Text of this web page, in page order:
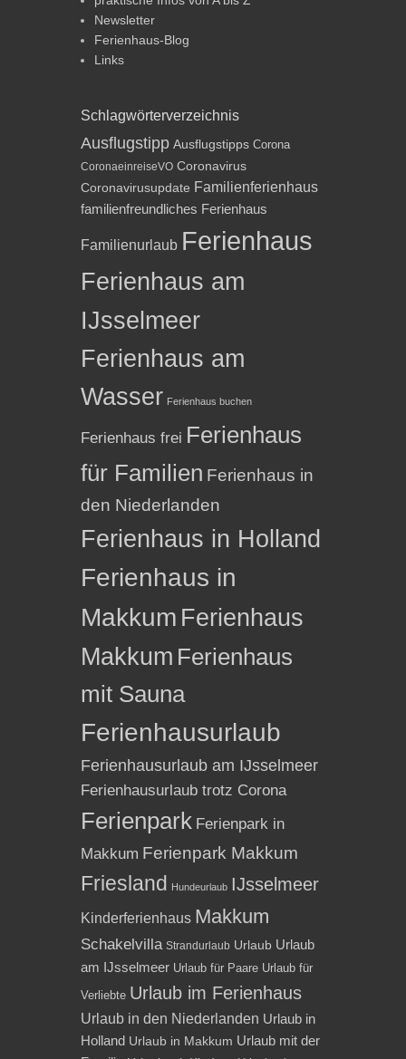
Newsletter
Ferienhaus-Blog
Links
Schlagwörterverzeichnis
Ausflugstipp Ausflugstipps Corona
CoronaeinreiseVO Coronavirus
Coronavirusupdate Familienferienhaus
familienfreundliches Ferienhaus
Familienurlaub Ferienhaus
Ferienhaus am
IJsselmeer
Ferienhaus am
Wasser Ferienhaus buchen
Ferienhaus frei Ferienhaus
für Familien Ferienhaus in
den Niederlanden
Ferienhaus in Holland
Ferienhaus in
Makkum Ferienhaus
Makkum Ferienhaus
mit Sauna
Ferienhausurlaub
Ferienhausurlaub am IJsselmeer
Ferienhausurlaub trotz Corona
Ferienpark Ferienpark in
Makkum Ferienpark Makkum
Friesland Hundeurlaub IJsselmeer
Kinderferienhaus Makkum
Schakelvilla Strandurlaub Urlaub Urlaub
am IJsselmeer Urlaub für Paare Urlaub für
Verliebte Urlaub im Ferienhaus
Urlaub in den Niederlanden Urlaub in
Holland Urlaub in Makkum Urlaub mit der